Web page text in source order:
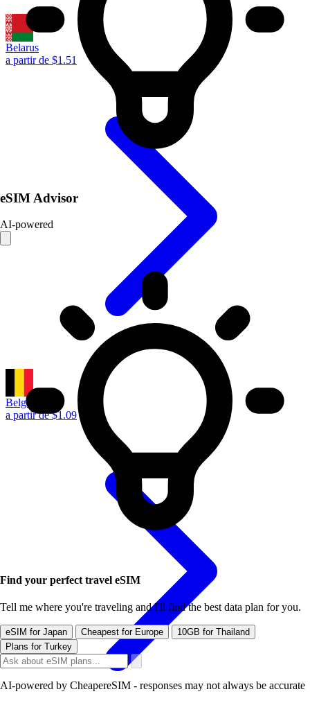
Belarus
a partir de $1.51
Belgium
a partir de $1.09
eSIM Advisor
AI-powered
Find your perfect travel eSIM
Tell me where you're traveling and I'll find the best data plan for you.
eSIM for Japan Cheapest for Europe
10GB for Thailand
Plans for Turkey
AI-powered by CheapereSIM - responses may not always be accurate